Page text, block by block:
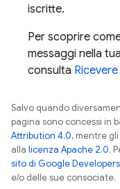
iscritte.
Per scoprire
messaggi nella
consulta
Salvo quando
pagina sono concessi in
Attribution 4.0, mentre
alla licenza Apache 2.0.
sito di Google Developers
e/o delle sue consociate.